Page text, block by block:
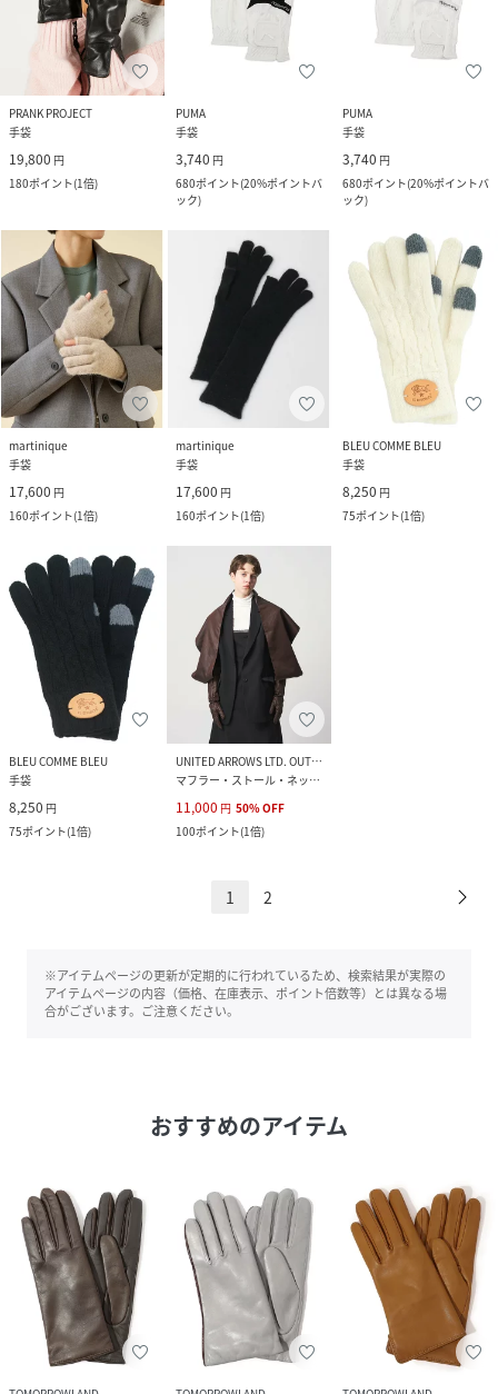
PRANK PROJECT
手袋
19,800 円
180ポイント(1倍)
PUMA
手袋
3,740 円
680ポイント(20%ポイントバ
ック)
PUMA
手袋
3,740 円
680ポイント(20%ポイントバ
ック)
martinique
手袋
17,600 円
160ポイント(1倍)
martinique
手袋
17,600 円
160ポイント(1倍)
BLEU COMME BLEU
手袋
8,250 円
75ポイント(1倍)
BLEU COMME BLEU
手袋
8,250 円
75ポイント(1倍)
UNITED ARROWS LTD. OUTLET
マフラー・ストール・ネックウォーマー
11,000 円 50%OFF
100ポイント(1倍)
1 2
※アイテムページの更新が定期的に行われているため、検索結果が実際の
アイテムページの内容（価格、在庫表示、ポイント倍数等）とは異なる場
合がございます。ご注意ください。
おすすめのアイテム